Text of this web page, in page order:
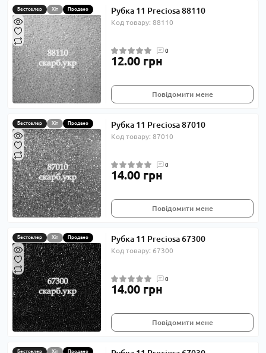
Бестселер Хіт Продано Рубка 11 Preciosa 88110
Код товару: 88110
0
12.00 грн
Повідомити мене
Бестселер Хіт Продано Рубка 11 Preciosa 87010
Код товару: 87010
0
14.00 грн
Повідомити мене
Бестселер Хіт Продано Рубка 11 Preciosa 67300
Код товару: 67300
0
14.00 грн
Повідомити мене
Бестселер Хіт Продано